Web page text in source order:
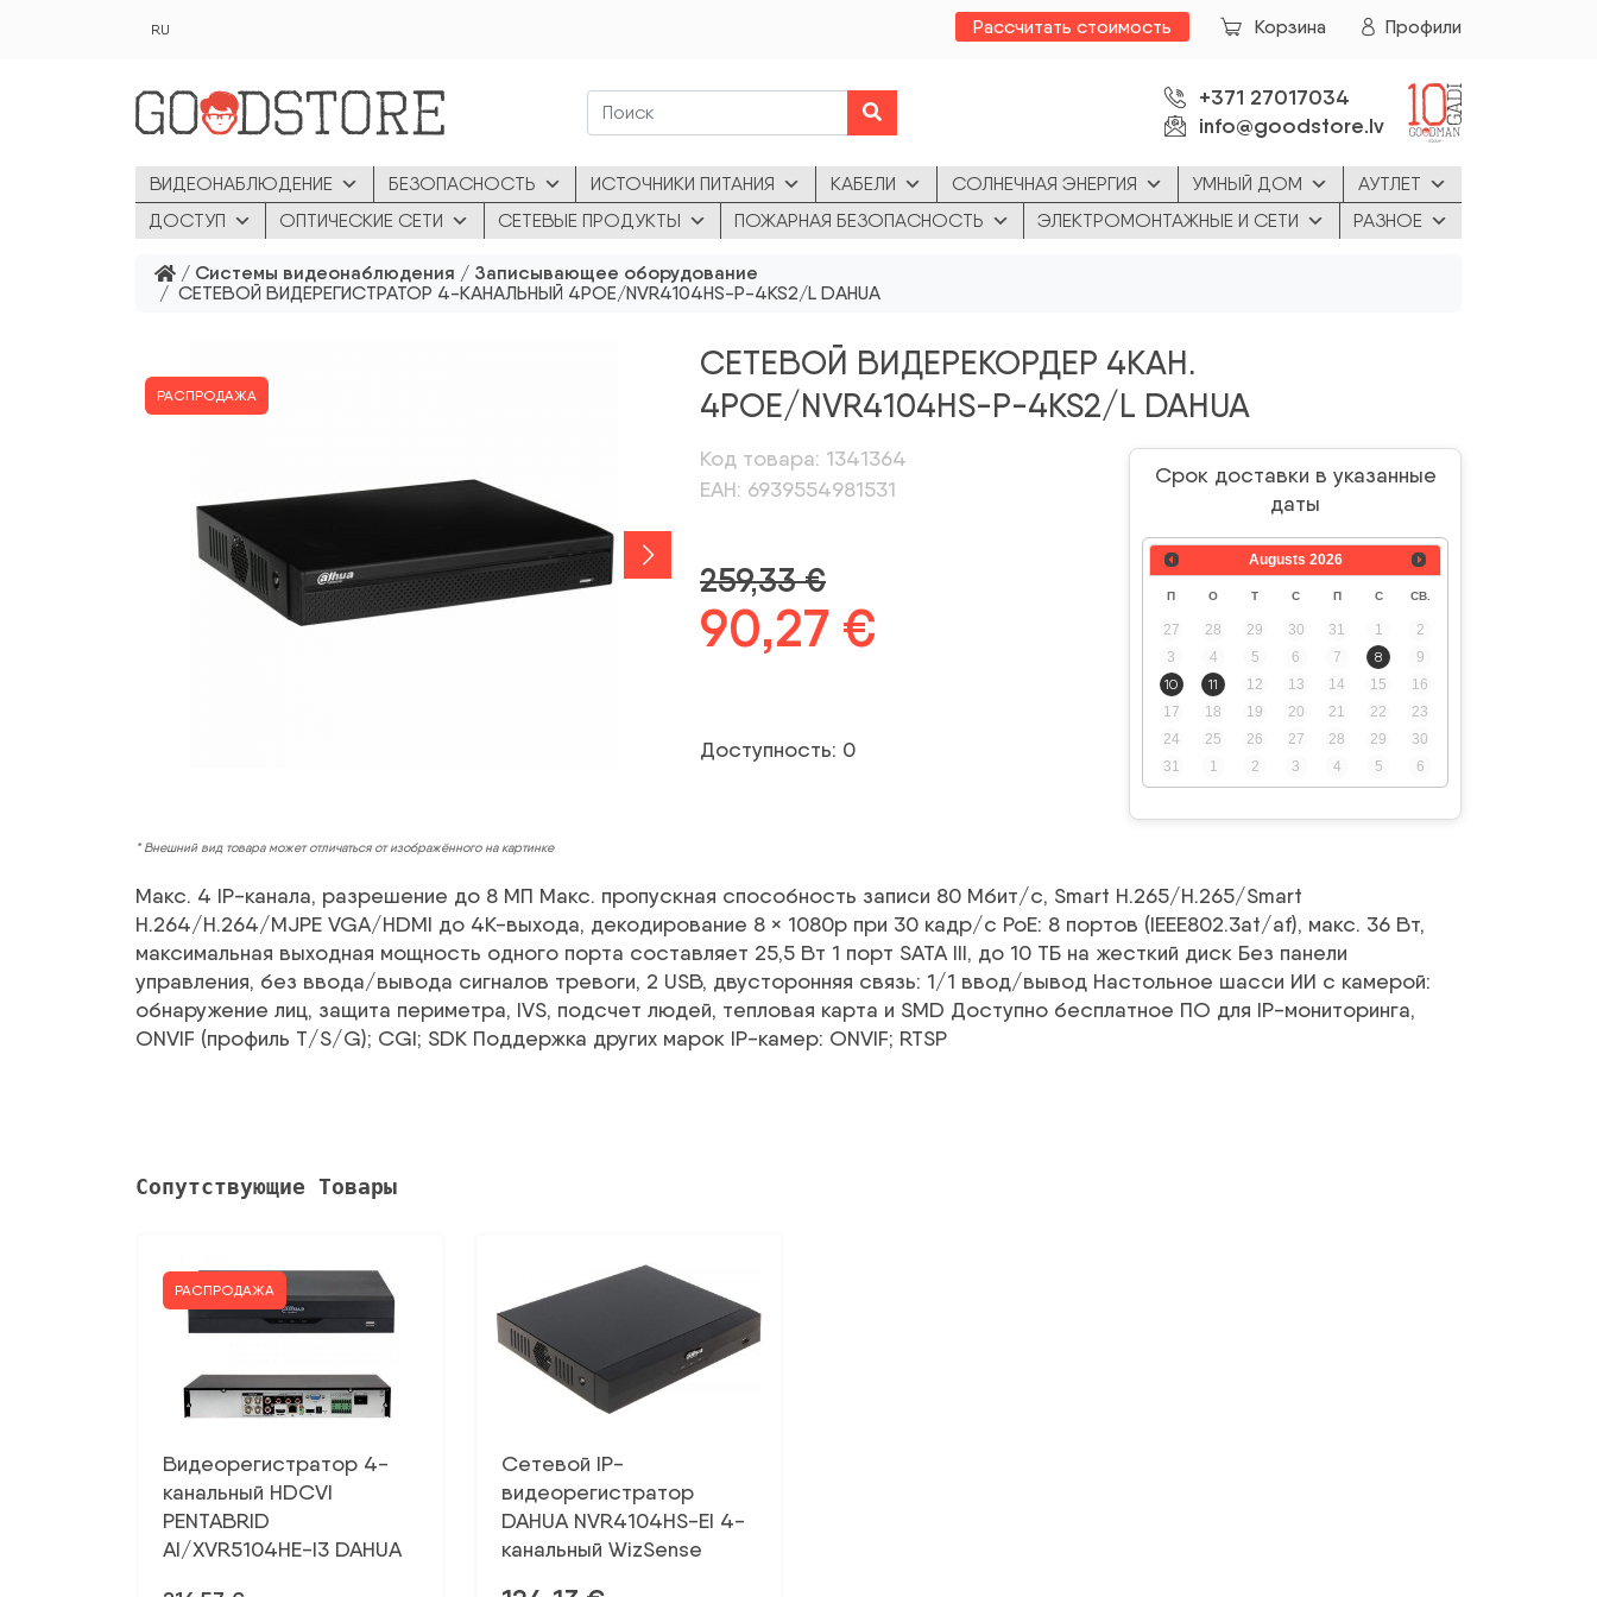
RU Рассчитать стоимость Корзина Профили
+371 27017034
info@goodstore.lv
ВИДЕОНАБЛЮДЕНИЕ БЕЗОПАСНОСТЬ ИСТОЧНИКИ ПИТАНИЯ КАБЕЛИ СОЛНЕЧНАЯ ЭНЕРГИЯ УМНЫЙ ДОМ
АУТЛЕТ
ДОСТУП
ОПТИЧЕСКИЕ СЕТИ СЕТЕВЫЕ ПРОДУКТЫ ПОЖАРНАЯ БЕЗОПАСНОСТЬ ЭЛЕКТРОМОНТАЖНЫЕ И СЕТИ РАЗНОЕ
/ Системы видеонаблюдения / Записывающее оборудование
/ СЕТЕВОЙ ВИДЕРЕГИСТРАТОР 4-КАНАЛЬНЫЙ 4POE/NVR4104HS-P-4KS2/L DAHUA
РАСПРОДАЖА
* Внешний вид товара может отличаться от изображённого на картинке
СЕТЕВОЙ ВИДЕРЕКОРДЕР 4КАН.
4POE/NVR4104HS-P-4KS2/L DAHUA
Код товара: 1341364
ЕАН: 6939554981531
Срок доставки в указанные
даты
Augusts 2026
П О Т С П С СВ.
27 28 29 30 31 1
2
3
4 5 6 7 8
9
10
11 12 13 14 15
16
17
18 19 20 21 22
23
24
25 26 27 28 29
30
31
1 2 3 4 5 6
259,33€
Первоначальная
была:
90,27 €
Доступность: 0
Макс. 4 IP-канала, разрешение до 8 МП Макс. пропускная способность записи 80 Мбит/с, Smart H.265/H.265/Smart
H.264/H.264/MJPE VGA/HDMI до 4K-выхода, декодирование 8 × 1080p при 30 кадр/с PoE: 8 портов (IEEE802.3at/af), макс. 36 Вт,
максимальная выходная мощность одного порта составляет 25,5 Вт 1 порт SATA III, до 10 ТБ на жесткий диск Без панели
управления, без ввода/вывода сигналов тревоги, 2 USB, двусторонняя связь: 1/1 ввод/вывод Настольное шасси ИИ с камерой:
обнаружение лиц, защита периметра, IVS, подсчет людей, тепловая карта и SMD Доступно бесплатное ПО для IP-мониторинга,
ONVIF (профиль T/S/G); CGI; SDK Поддержка других марок IP-камер: ONVIF; RTSP
Сопутствующие Товары
РАСПРОДАЖА
Видеорегистратор 4-
канальный HDCVI
PENTABRID
AI/XVR5104HE-I3 DAHUA
Сетевой IP-
видеорегистратор
DAHUA NVR4104HS-EI 4-
канальный WizSense